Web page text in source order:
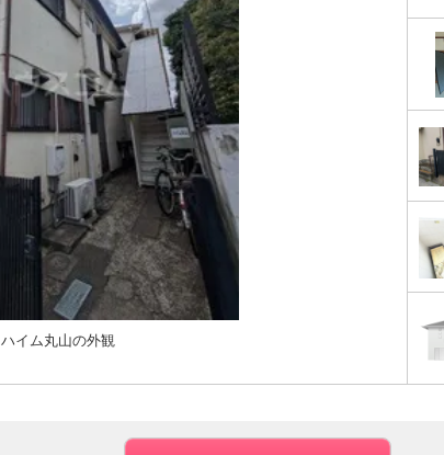
ハイム丸山の外観